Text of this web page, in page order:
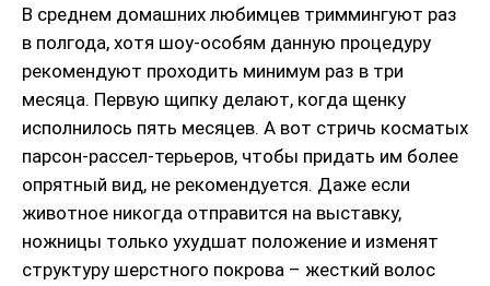
В среднем домашних любимцев триммингуют раз
в полгода, хотя шоу-особям данную процедуру
рекомендуют проходить минимум раз в три
месяца. Первую щипку делают, когда щенку
исполнилось пять месяцев. А вот стричь косматых
парсон-рассел-терьеров, чтобы придать им более
опрятный вид, не рекомендуется. Даже если
животное никогда отправится на выставку,
ножницы только ухудшат положение и изменят
структуру шерстного покрова – жесткий волос